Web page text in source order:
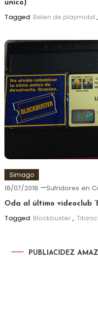
único)
Tagged Belen de playmobil ,
Simago
18/07/2018 Sufridores en
Oda al último videoclub
Tagged Blockbuster, Titanic
PUBLIACIDEZ